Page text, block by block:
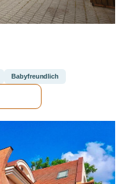
Babyfreundlich